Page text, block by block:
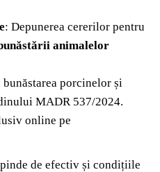
: Depunerea cererilor pentru
animalelor
porcinelor și
MADR 537/2024.
online pe
de efectiv și condițiile